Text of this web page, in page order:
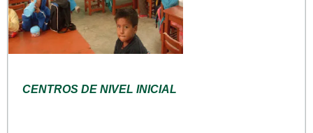
CENTROS DE NIVEL INICIAL